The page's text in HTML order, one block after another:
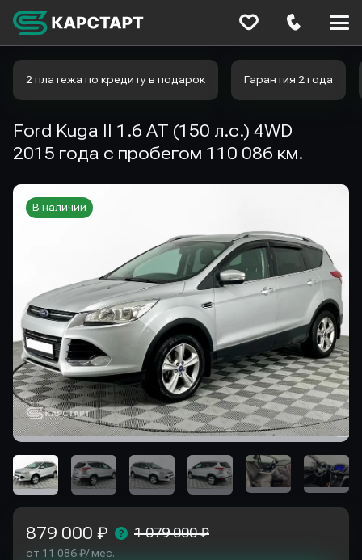
2 платежа по кредиту в подарок Гарантия 2 года
Ford Kuga II 1.6 AT (150 л.с.) 4WD
2015 года с пробегом 110 086 км.
В наличии
879 000 ₽ 1 079 000 ₽
от 11 086 ₽/ мес.